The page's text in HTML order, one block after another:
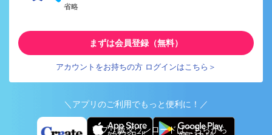
省略
まずは会員登録（無料）
アカウントをお持ちの方 ログインはこちら＞
＼アプリのご利用でもっと便利に！／
アプリ版ダウンロードはこちらから